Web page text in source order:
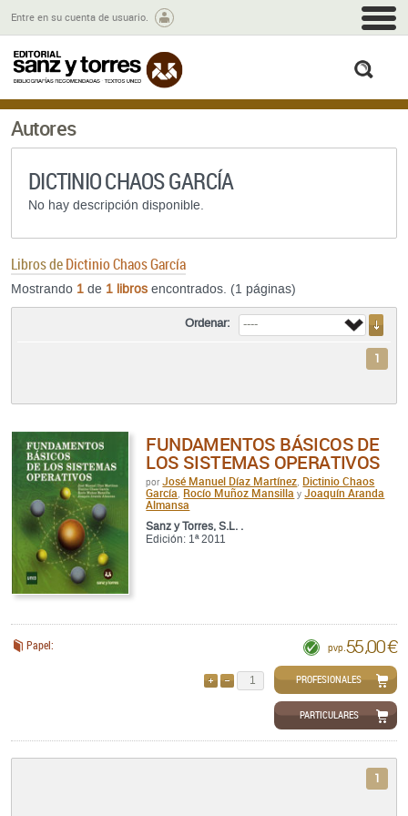
Entre en su cuenta de usuario.
Autores
DICTINIO CHAOS GARCÍA
No hay descripción disponible.
Libros deDictinio Chaos García
Mostrando 1 de 1 libros encontrados. (1 páginas)
Ordenar:
1
FUNDAMENTOS BÁSICOS DE
LOS SISTEMAS OPERATIVOS
por José Manuel Díaz Martínez Dictinio Chaos
García Rocío Muñoz Mansilla y Joaquín Aranda
Almansa
Sanz y Torres, S.L. .
Edición: 1ª 2011
Papel: pvp. 55,00 €
QUITARPROFESIONALES
PARTICULARES
1